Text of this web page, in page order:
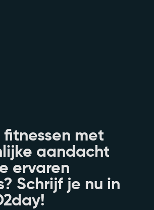
met
aandacht
ervaren
Schrijf je nu in